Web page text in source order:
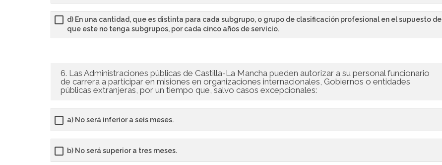
d) En una cantidad, que es distinta para cada subgrupo, o grupo de clasificación profesional en el supuesto de
que este no tenga subgrupos, por cada cinco años de servicio.
6. Las Administraciones públicas de Castilla-La Mancha pueden autorizar a su personal funcionario
de carrera a participar en misiones en organizaciones internacionales, Gobiernos o entidades
públicas extranjeras, por un tiempo que, salvo casos excepcionales:
a) No será inferior a seis meses.
b) No será superior a tres meses.